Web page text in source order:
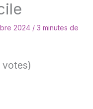
2024 / 3 minutes de